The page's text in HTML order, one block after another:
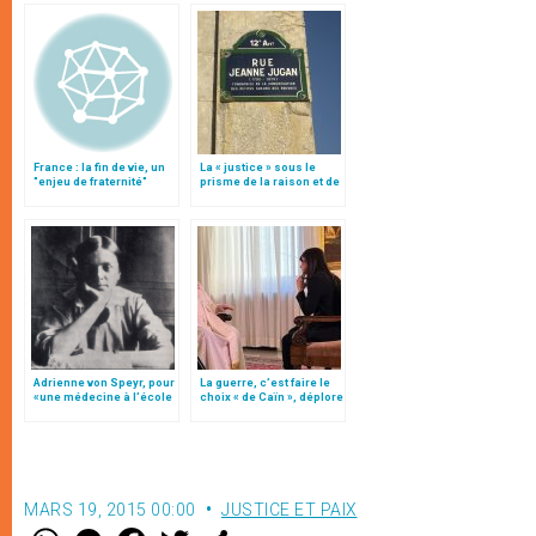
France : la fin de vie, un
"enjeu de fraternité"
La « justice » sous le
prisme de la raison et de
Adrienne von Speyr, pour
«une médecine à l’école
La guerre, c’est faire le
choix « de Caïn », déplore
MARS 19, 2015 00:00 JUSTICE ET PAIX